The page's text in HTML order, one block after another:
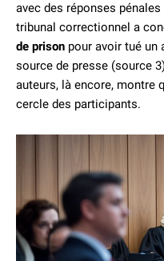
avec des réponses
tribunal correctionnel a
de prison pour avoir tué un
source de presse (source
auteurs, là encore, montre
cercle des participants.